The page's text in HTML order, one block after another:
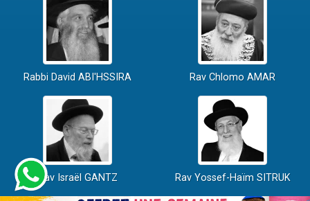
Rabbi David ABI'HSSIRA Rav Chlomo AMAR
Rav Israël GANTZ Rav Yossef-Haïm SITRUK